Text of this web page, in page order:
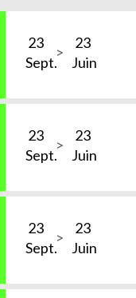
23
Sept.
23
Juin
23
Sept.
23
Juin
23
Sept.
23
Juin